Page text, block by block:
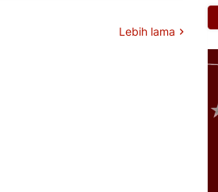
Lebih lama